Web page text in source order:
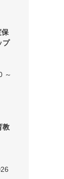
保
プ
～
教